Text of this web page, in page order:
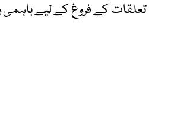
تعلقات کے فروغ کے لیے باہمی